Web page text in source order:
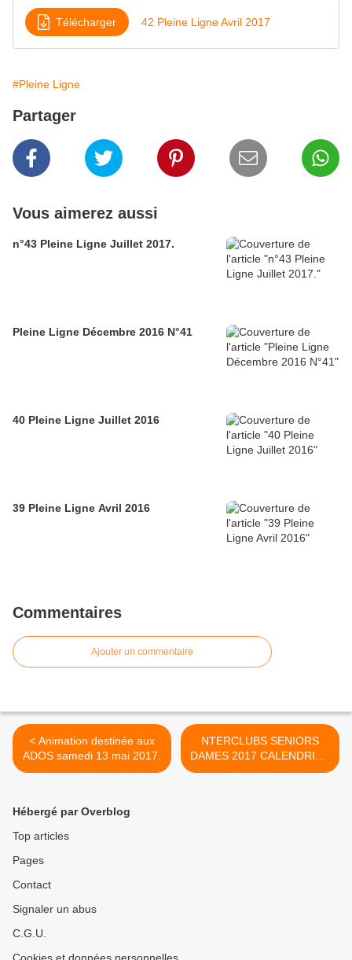
Télécharger 42 Pleine Ligne Avril 2017
#Pleine Ligne
Partager
Vous aimerez aussi
n°43 Pleine Ligne Juillet 2017.
Pleine Ligne Décembre 2016 N°41
40 Pleine Ligne Juillet 2016
39 Pleine Ligne Avril 2016
Commentaires
Ajouter un commentaire
< Animation destinée aux
ADOS samedi 13 mai 2017.
NTERCLUBS SENIORS
DAMES 2017 CALENDRIER
DES RENCONTRES >
Hébergé par Overblog
Top articles
Pages
Contact
Signaler un abus
C.G.U.